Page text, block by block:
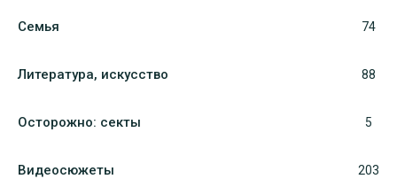
Семья 74
Литература, искуcство 88
Осторожно: секты 5
Видеосюжеты 203